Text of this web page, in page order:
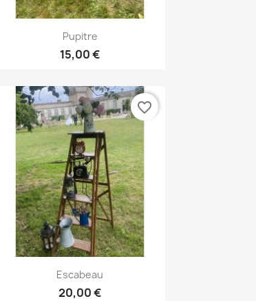
Aperçu rapide
Pupitre
15,00 €
Aperçu rapide
Escabeau
20,00 €
favorite_border